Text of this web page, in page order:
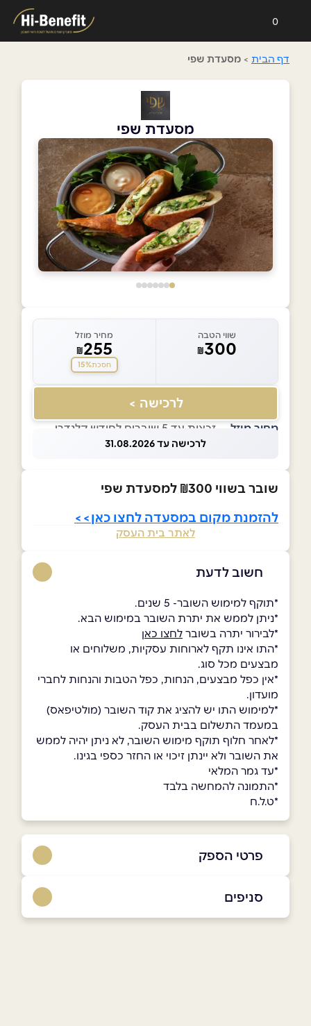
0
דף הבית > מסעדת שפי
מסעדת שפי
שווי הטבה
₪300
מחיר מוזל
₪255
חסכת15%
לרכישה >
מחיר מוזל — זכאות עד 5 שוברים לחודש קלנדרי
לרכישה עד 31.08.2026
שובר בשווי ₪300 למסעדת שפי
להזמנת מקום במסעדה לחצו כאן>>
לאתר בית העסק
חשוב לדעת
*תוקף למימוש השובר- 5 שנים.
*ניתן לממש את יתרת השובר במימוש הבא.
*לבירור יתרה בשובר לחצו כאן
*התו אינו תקף לארוחות עסקיות, משלוחים או
מבצעים מכל סוג.
*אין כפל מבצעים, הנחות, כפל הטבות והנחות לחברי
מועדון.
*למימוש התו יש להציג את קוד השובר (מולטיפאס)
במעמד התשלום בבית העסק.
*לאחר חלוף תוקף מימוש השובר, לא ניתן יהיה לממש
את השובר ולא יינתן זיכוי או החזר כספי בגינו.
*עד גמר המלאי
*התמונה להמחשה בלבד
*ט.ל.ח
פרטי הספק
באתר בפייסבוק באינסטגרם
סניפים